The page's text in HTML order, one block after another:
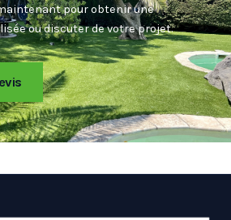
pour obtenir une
ou discuter de votre projet.